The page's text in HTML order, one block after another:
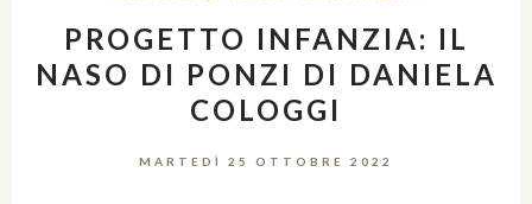
PROGETTO INFANZIA: IL
NASO DI PONZI DI DANIELA
COLOGGI
MARTEDÌ 25 OTTOBRE 2022